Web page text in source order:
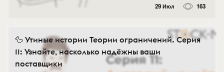
29 Июл 163
🦆 Утиные истории Теории ограничений. Серия
11: Узнайте, насколько надёжны ваши
поставщики